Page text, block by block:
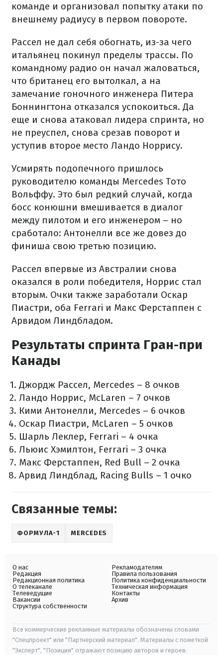
команде и организовал попытку атаки по
внешнему радиусу в первом повороте.
Рассел не дал себя обогнать, из-за чего
итальянец покинул пределы трассы. По
командному радио он начал жаловаться,
что британец его вытолкал, а на
замечание гоночного инженера Питера
Боннингтона отказался успокоиться. Да
еще и снова атаковал лидера спринта, но
не преуспел, снова срезав поворот и
уступив второе место Ландо Норрису.
Усмирять подопечного пришлось
руководителю команды Mercedes Тото
Вольффу. Это был редкий случай, когда
босс конюшни вмешивается в диалог
между пилотом и его инженером – но
сработало: Антонелли все же довез до
финиша свою третью позицию.
Рассел впервые из Австралии снова
оказался в роли победителя, Норрис стал
вторым. Очки также заработали Оскар
Пиастри, оба Ferrari и Макс Ферстаппен с
Арвидом Линдбладом.
Результаты спринта Гран-при
Канады
Джордж Рассел, Mercedes – 8 очков
Ландо Норрис, McLaren – 7 очков
Кими Антонелли, Mercedes – 6 очков
Оскар Пиастри, McLaren – 5 очков
Шарль Леклер, Ferrari – 4 очка
Льюис Хэмилтон, Ferrari – 3 очка
Макс Ферстаппен, Red Bull – 2 очка
Арвид Линдблад, Racing Bulls – 1 очко
Связанные темы:
ФОРМУЛА-1 MERCEDES
О нас
Редакция
Редакционная политика
О телеканале
Телеведущие
Вакансии
Структура собственности
Рекламодателям
Правила пользования
Политика конфиденциальности
Техническая информация
Контакты
Архив
Все коммерческие рекламные материалы обозначены словами
"Спецпроект" или "Партнерский материал". Материалы с пометкой
"Эксперт", "Позиция" отражают позицию авторов и героев.